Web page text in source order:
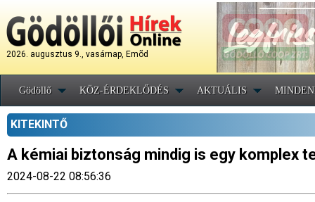
2026. augusztus 9., vasárnap, Emõd
Gödöllő KÖZ-ÉRDEKLŐDÉS AKTUÁLIS
KITEKINTŐ
A kémiai biztonság mindig is egy komplex
2024-08-22 08:56:36